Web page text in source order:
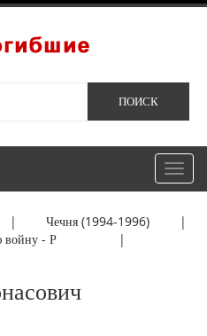
Чечня (1994-1996) |
войну - Р |